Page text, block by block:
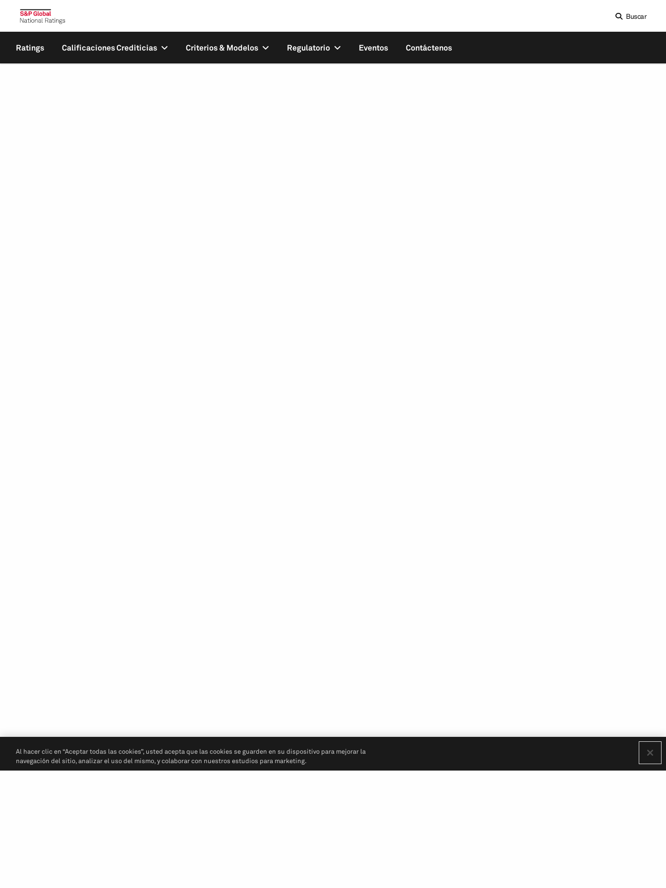
Buscar
Ratings Calificaciones Crediticias Criterios & Modelos Regulatorio Eventos Contáctenos
Al hacer clic en “Aceptar todas las cookies”, usted acepta que las cookies se guarden en su dispositivo para mejorar la
navegación del sitio, analizar el uso del mismo, y colaborar con nuestros estudios para marketing.